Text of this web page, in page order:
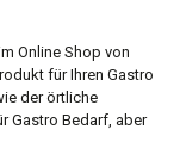
Online Shop von
für Ihren Gastro
der örtliche
Gastro Bedarf, aber